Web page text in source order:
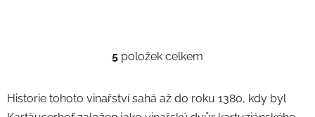
O
l
5 položek celkem
Historie tohoto vinařství sahá až do roku 1380, kdy byl